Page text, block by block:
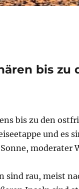
bis zu
bis zu den
und es
moderater
sind rau, meist